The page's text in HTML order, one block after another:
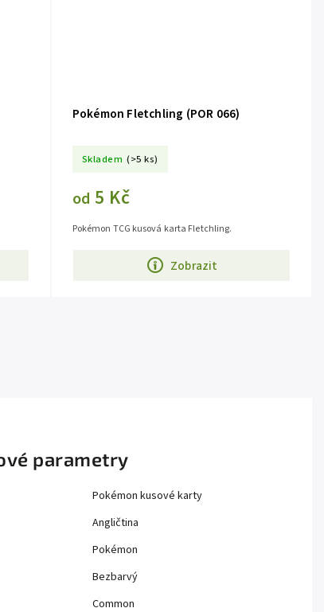
Pokémon Fletchling (POR 066)
Skladem (>5 ks)
od 5 Kč
Zobrazit
Pokémon TCG kusová karta Fletchling.
parametry
Pokémon kusové karty
Angličtina
Pokémon
Bezbarvý
Common